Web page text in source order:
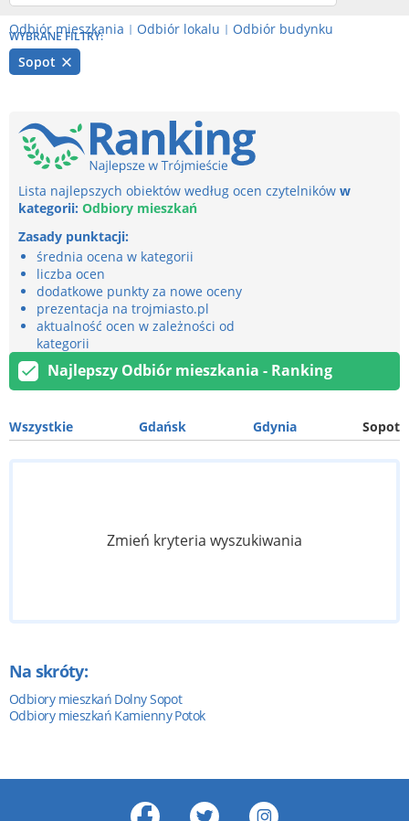
Odbiór mieszkania | Odbiór lokalu | Odbiór budynku
WYBRANE FILTRY:
Sopot
Lista najlepszych obiektów według ocen czytelników w
kategorii: Odbiory mieszkań
Zasady punktacji:
średnia ocena w kategorii
liczba ocen
dodatkowe punkty za nowe oceny
prezentacja na trojmiasto.pl
aktualność ocen w zależności od
kategorii
Najlepszy Odbiór mieszkania - Ranking
Wszystkie Gdańsk Gdynia Sopot
Zmień kryteria wyszukiwania
Na skróty:
Odbiory mieszkań Dolny Sopot
Odbiory mieszkań Kamienny Potok